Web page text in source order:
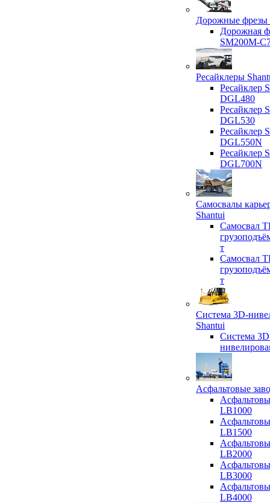
Дорожные фрезы
Дорожная
SM200M-
Ресайклеры
Ресайклер
DGL480
Ресайклер
DGL530
Ресайклер
DGL550N
Ресайклер
DGL700N
Самосвалы
Shantui
Самосвал
т
Самосвал
т
Система 3D-
Shantui
Система
Асфальтовые
LB1000
LB1500
LB2000
LB3000
LB4000